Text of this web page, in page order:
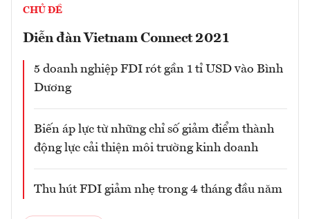
CHỦ ĐỀ
Diễn đàn Vietnam Connect 2021
5 doanh nghiệp FDI rót gần 1 tỉ USD vào Bình
Dương
Biến áp lực từ những chỉ số giảm điểm thành
động lực cải thiện môi trường kinh doanh
Thu hút FDI giảm nhẹ trong 4 tháng đầu năm